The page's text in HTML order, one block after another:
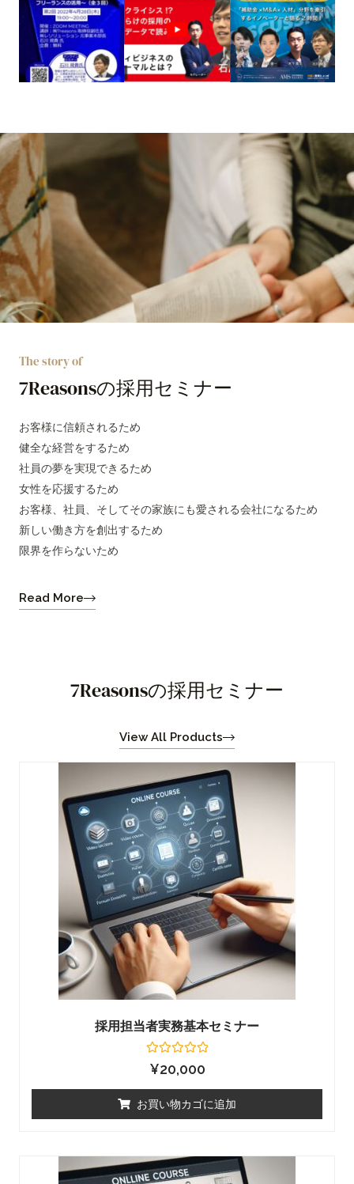
The story of
7Reasonsの採用セミナー
お客様に信頼されるため
健全な経営をするため
社員の夢を実現できるため
女性を応援するため
お客様、社員、そしてその家族にも愛される会社になるため
新しい働き方を創出するため
限界を作らないため
Read More
7Reasonsの採用セミナー
View All Products
採用担当者実務基本セミナー
5
段
中
0
の
¥20,000
お買い物カゴに追加